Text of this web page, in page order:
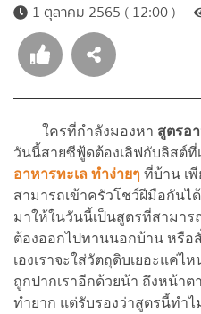
1 ตุลาคม 2565 ( 12:00 )
ใครที่กำลังมองหา สูตรอ
วันนี้สายซีฟู้ดต้องเลิฟกับลิสต์
อาหารทะเล ทำง่ายๆ ที่บ้าน เ
สามารถเข้าครัวโชว์ฝีมือกันไ
มาให้ในวันนี้เป็นสูตรที่สามาร
ต้องออกไปทานนอกบ้าน หรือ
เองเราจะใส่วัตถุดิบเยอะแค่
ถูกปากเราอีกด้วยน้า ถึงหน้า
ทำยาก แต่รับรองว่าสูตรนี้ทำ